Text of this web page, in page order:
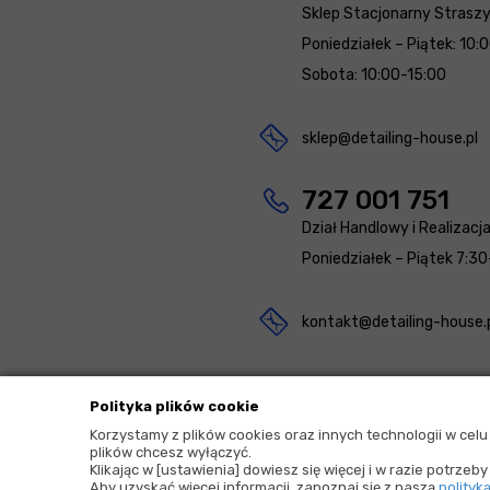
Polityka plików cookie
Korzystamy z plików cookies oraz innych technologii w
plików chcesz wyłączyć.
Klikając w [ustawienia] dowiesz się więcej i w razie
Sklep Stacjonarny
Poniedziałek – Piątek:
Sobota: 10:00-15:00
sklep@detailing-house.pl
727 001 751
Dział Handlowy i
Poniedziałek – Piątek
kontakt@detailing-
2026 © Copyrights by |Detailing House